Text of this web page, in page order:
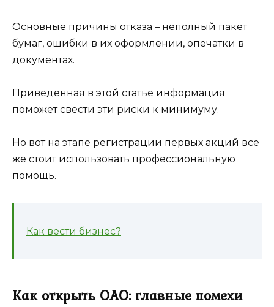
Основные причины отказа – неполный пакет
бумаг, ошибки в их оформлении, опечатки в
документах.
Приведенная в этой статье информация
поможет свести эти риски к минимуму.
Но вот на этапе регистрации первых акций все
же стоит использовать профессиональную
помощь.
Как вести бизнес?
Как открыть ОАО: главные помехи